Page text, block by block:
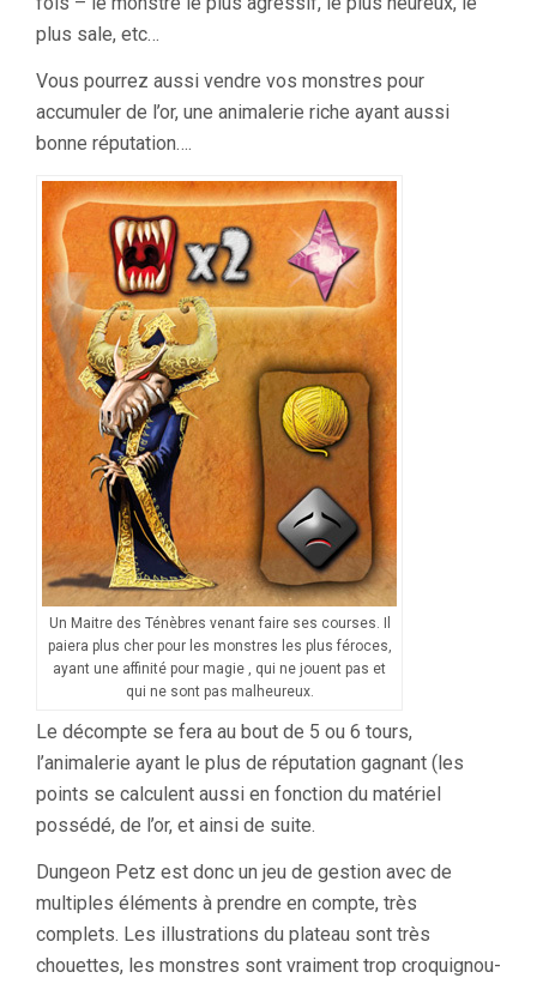
plus sale, etc…
Vous pourrez aussi vendre vos monstres pour
accumuler de l’or, une animalerie riche ayant aussi
bonne réputation….
Un Maitre des Ténèbres venant faire ses courses. Il
paiera plus cher pour les monstres les plus féroces,
ayant une affinité pour magie , qui ne jouent pas et
qui ne sont pas malheureux.
Le décompte se fera au bout de 5 ou 6 tours,
l’animalerie ayant le plus de réputation gagnant (les
points se calculent aussi en fonction du matériel
possédé, de l’or, et ainsi de suite.
Dungeon Petz est donc un jeu de gestion avec de
multiples éléments à prendre en compte, très
complets. Les illustrations du plateau sont très
chouettes, les monstres sont vraiment trop croquignou-